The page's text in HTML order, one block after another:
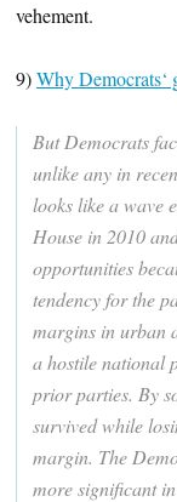
vehement.
9)Why Democrats‘
But Democrats
unlike any in
looks like a wave
House in 2010
opportunities
tendency for the
margins in urban
a hostile national
prior parties. By
survived while
margin. The
more significant